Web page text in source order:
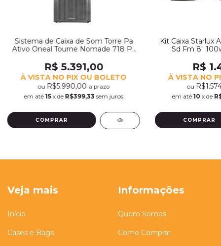
Sistema de Caixa de Som Torre Pa
Ativo Oneal Tourne Nomade 718 Pt
R$ 5.391,00
À VISTA NO PIX OU BOLETO
ou R$5.990,00 a prazo
em até15 x de R$399,33 sem juros
Kit Caixa Starlux
Sd Fm 8"
R$
À VISTA NO
ou
em até 10 x de
Veja mais
Início
Cases e Bags
Informações
Quem Somos
Como Comprar